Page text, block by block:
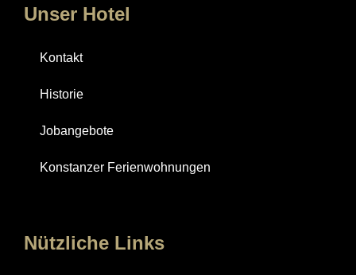
Unser Hotel
Kontakt
Historie
Jobangebote
Konstanzer Ferienwohnungen
Nützliche Links